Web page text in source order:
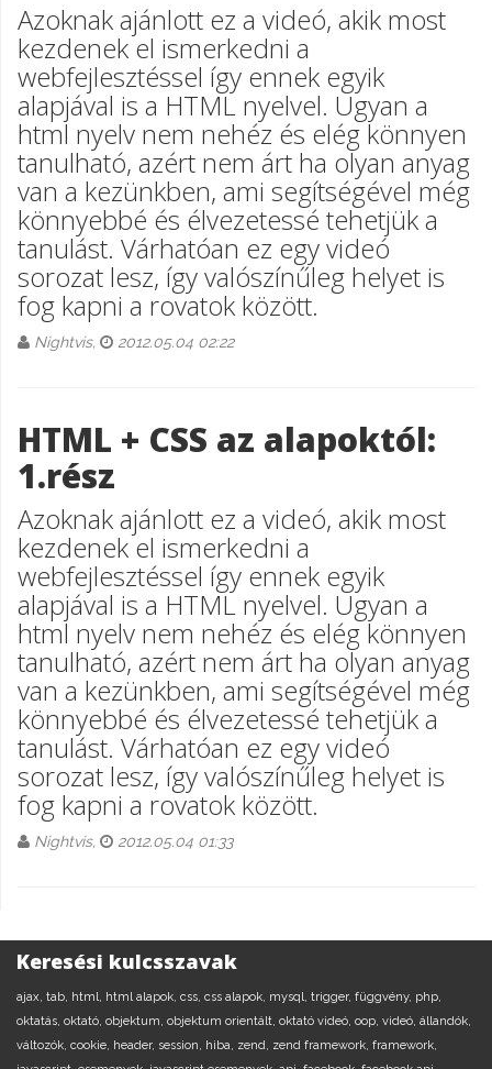
Azoknak ajánlott ez a videó, akik most
kezdenek el ismerkedni a
webfejlesztéssel így ennek egyik
alapjával is a HTML nyelvel. Ugyan a
html nyelv nem nehéz és elég könnyen
tanulható, azért nem árt ha olyan anyag
van a kezünkben, ami segítségével még
könnyebbé és élvezetessé tehetjük a
tanulást. Várhatóan ez egy videó
sorozat lesz, így valószínűleg helyet is
fog kapni a rovatok között.
Nightvis, 2012.05.04 02:22
HTML + CSS az alapoktól:
1.rész
Azoknak ajánlott ez a videó, akik most
kezdenek el ismerkedni a
webfejlesztéssel így ennek egyik
alapjával is a HTML nyelvel. Ugyan a
html nyelv nem nehéz és elég könnyen
tanulható, azért nem árt ha olyan anyag
van a kezünkben, ami segítségével még
könnyebbé és élvezetessé tehetjük a
tanulást. Várhatóan ez egy videó
sorozat lesz, így valószínűleg helyet is
fog kapni a rovatok között.
Nightvis, 2012.05.04 01:33
Keresési kulcsszavak
ajax, tab, html, html alapok, css, css alapok, mysql, trigger, függvény, php,
oktatás, oktató, objektum, objektum orientált, oktató videó, oop, videó, állandók,
változók, cookie, header, session, hiba, zend, zend framework, framework,